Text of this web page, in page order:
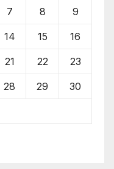
7 8 9
14 15 16
21 22 23
28 29 30